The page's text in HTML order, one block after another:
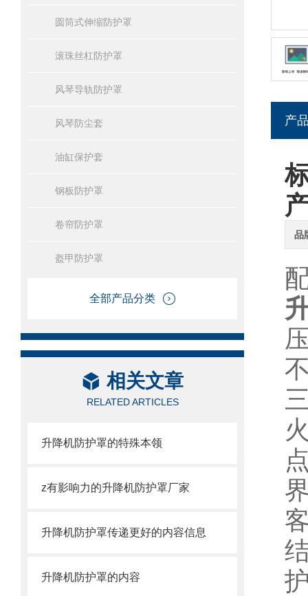
圆筒式伸缩防护罩
滚珠丝杠防护罩
风琴导轨防护罩
风琴防尘套
油缸保护套
钢板防护罩
卷帘防护罩
盔甲防护罩
全部产品分类
相关文章
RELATED ARTICLES
升降机防护罩的特殊本领
z有影响力的升降机防护罩厂家
升降机防护罩传递更好的内容信息
升降机防护罩的内容
产
品